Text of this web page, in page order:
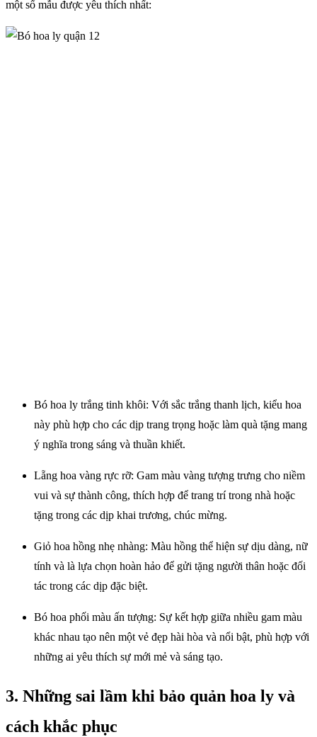
một số mẫu được yêu thích nhất:
Bó hoa ly trắng tinh khôi: Với sắc trắng thanh lịch, kiểu hoa
này phù hợp cho các dịp trang trọng hoặc làm quà tặng mang
ý nghĩa trong sáng và thuần khiết.
Lẵng hoa vàng rực rỡ: Gam màu vàng tượng trưng cho niềm
vui và sự thành công, thích hợp để trang trí trong nhà hoặc
tặng trong các dịp khai trương, chúc mừng.
Giỏ hoa hồng nhẹ nhàng: Màu hồng thể hiện sự dịu dàng, nữ
tính và là lựa chọn hoàn hảo để gửi tặng người thân hoặc đối
tác trong các dịp đặc biệt.
Bó hoa phối màu ấn tượng: Sự kết hợp giữa nhiều gam màu
khác nhau tạo nên một vẻ đẹp hài hòa và nổi bật, phù hợp với
những ai yêu thích sự mới mẻ và sáng tạo.
3. Những sai lầm khi bảo quản hoa ly và
cách khắc phục